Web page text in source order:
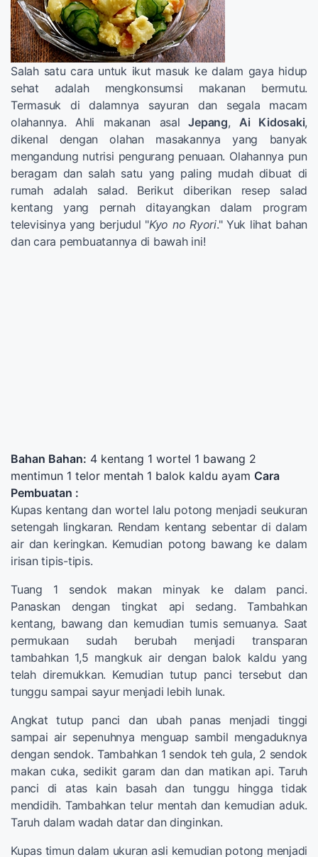
Salah satu cara untuk ikut masuk ke dalam gaya hidup
sehat adalah mengkonsumsi makanan bermutu.
Termasuk di dalamnya sayuran dan segala macam
olahannya. Ahli makanan asal Jepang, Ai Kidosaki,
dikenal dengan olahan masakannya yang banyak
mengandung nutrisi pengurang penuaan. Olahannya pun
beragam dan salah satu yang paling mudah dibuat di
rumah adalah salad. Berikut diberikan resep salad
kentang yang pernah ditayangkan dalam program
televisinya yang berjudul "Kyo no Ryori." Yuk lihat bahan
dan cara pembuatannya di bawah ini!
Bahan Bahan: 4 kentang 1 wortel 1 bawang 2
mentimun 1 telor mentah 1 balok kaldu ayam Cara
Pembuatan :
Kupas kentang dan wortel lalu potong menjadi seukuran
setengah lingkaran. Rendam kentang sebentar di dalam
air dan keringkan. Kemudian potong bawang ke dalam
irisan tipis-tipis.
Tuang 1 sendok makan minyak ke dalam panci.
Panaskan dengan tingkat api sedang. Tambahkan
kentang, bawang dan kemudian tumis semuanya. Saat
permukaan sudah berubah menjadi transparan
tambahkan 1,5 mangkuk air dengan balok kaldu yang
telah diremukkan. Kemudian tutup panci tersebut dan
tunggu sampai sayur menjadi lebih lunak.
Angkat tutup panci dan ubah panas menjadi tinggi
sampai air sepenuhnya menguap sambil mengaduknya
dengan sendok. Tambahkan 1 sendok teh gula, 2 sendok
makan cuka, sedikit garam dan dan matikan api. Taruh
panci di atas kain basah dan tunggu hingga tidak
mendidih. Tambahkan telur mentah dan kemudian aduk.
Taruh dalam wadah datar dan dinginkan.
Kupas timun dalam ukuran asli kemudian potong menjadi